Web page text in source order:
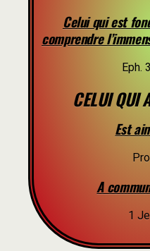
Celui qui est
comprendre
Eph.
CELUI QUI
Est
A
1